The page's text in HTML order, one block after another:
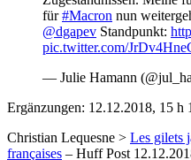
für#Macron nun
@dgapev Standpunkt:
pic.twitter.com/
— Julie Hamann
Ergänzungen: 12.12.2018, 15 h
Christian Lequesne > Les gilets
françaises – Huff Post